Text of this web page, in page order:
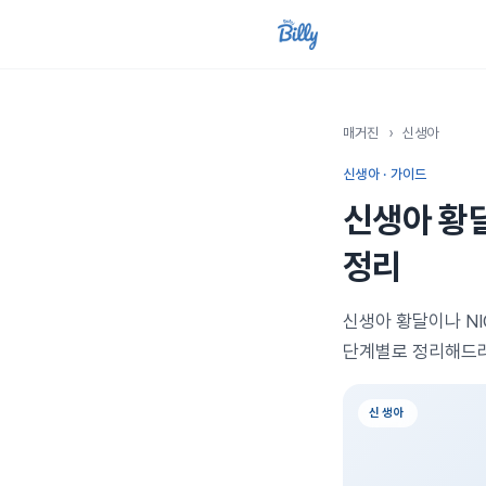
매거진 › 신생아
신생아 · 가이드
신생아 황
정리
신생아 황달이나
단계별로 정리해드
신생아